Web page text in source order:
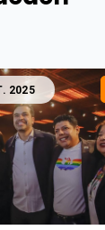
2025